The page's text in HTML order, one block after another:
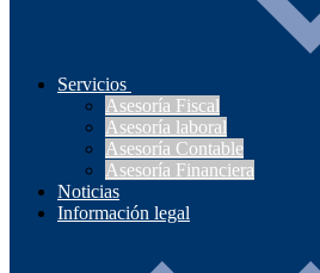
Servicios
Asesoría Fiscal
Asesoría laboral
Asesoría Contable
Asesoría Financiera
Noticias
Información legal